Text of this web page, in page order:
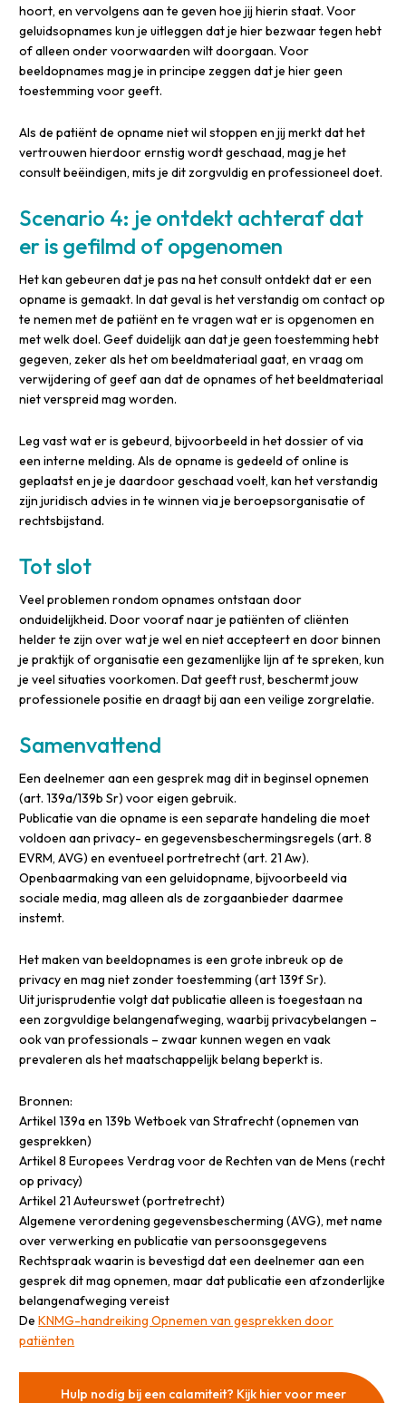
hoort, en vervolgens aan te geven hoe jij hierin staat. Voor
geluidsopnames kun je uitleggen dat je hier bezwaar tegen hebt
of alleen onder voorwaarden wilt doorgaan. Voor
beeldopnames mag je in principe zeggen dat je hier geen
toestemming voor geeft.
Als de patiënt de opname niet wil stoppen en jij merkt dat het
vertrouwen hierdoor ernstig wordt geschaad, mag je het
consult beëindigen, mits je dit zorgvuldig en professioneel doet.
Scenario 4: je ontdekt achteraf dat
er is gefilmd of opgenomen
Het kan gebeuren dat je pas na het consult ontdekt dat er een
opname is gemaakt. In dat geval is het verstandig om contact op
te nemen met de patiënt en te vragen wat er is opgenomen en
met welk doel. Geef duidelijk aan dat je geen toestemming hebt
gegeven, zeker als het om beeldmateriaal gaat, en vraag om
verwijdering of geef aan dat de opnames of het beeldmateriaal
niet verspreid mag worden.
Leg vast wat er is gebeurd, bijvoorbeeld in het dossier of via
een interne melding. Als de opname is gedeeld of online is
geplaatst en je je daardoor geschaad voelt, kan het verstandig
zijn juridisch advies in te winnen via je beroepsorganisatie of
rechtsbijstand.
Tot slot
Veel problemen rondom opnames ontstaan door
onduidelijkheid. Door vooraf naar je patiënten of cliënten
helder te zijn over wat je wel en niet accepteert en door binnen
je praktijk of organisatie een gezamenlijke lijn af te spreken, kun
je veel situaties voorkomen. Dat geeft rust, beschermt jouw
professionele positie en draagt bij aan een veilige zorgrelatie.
Samenvattend
Een deelnemer aan een gesprek mag dit in beginsel opnemen
(art. 139a/139b Sr) voor eigen gebruik.
Publicatie van die opname is een separate handeling die moet
voldoen aan privacy- en gegevensbeschermingsregels (art. 8
EVRM, AVG) en eventueel portretrecht (art. 21 Aw).
Openbaarmaking van een geluidopname, bijvoorbeeld via
sociale media, mag alleen als de zorgaanbieder daarmee
instemt.
Het maken van beeldopnames is een grote inbreuk op de
privacy en mag niet zonder toestemming (art 139f Sr).
Uit jurisprudentie volgt dat publicatie alleen is toegestaan na
een zorgvuldige belangenafweging, waarbij privacybelangen –
ook van professionals – zwaar kunnen wegen en vaak
prevaleren als het maatschappelijk belang beperkt is.
Bronnen:
Artikel 139a en 139b Wetboek van Strafrecht (opnemen van
gesprekken)
Artikel 8 Europees Verdrag voor de Rechten van de Mens (recht
op privacy)
Artikel 21 Auteurswet (portretrecht)
Algemene verordening gegevensbescherming (AVG), met name
over verwerking en publicatie van persoonsgegevens
Rechtspraak waarin is bevestigd dat een deelnemer aan een
gesprek dit mag opnemen, maar dat publicatie een afzonderlijke
belangenafweging vereist
DeKNMG-handreiking Opnemen van gesprekken door
patiënten
Hulp nodig bij een calamiteit? Kijk hier voor meer